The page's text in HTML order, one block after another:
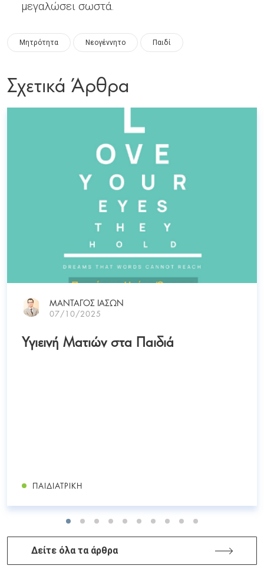
μεγαλώσει σωστά.
Μητρότητα Νεογέννητο Παιδί
Σχετικά Άρθρα
ΜΑΝΤΑΓΟΣ ΙΑΣΩΝ
07/10/2025
Υγιεινή Ματιών στα Παιδιά
ΠΑΙΔΙΑΤΡΙΚΉ
Δείτε όλα τα άρθρα